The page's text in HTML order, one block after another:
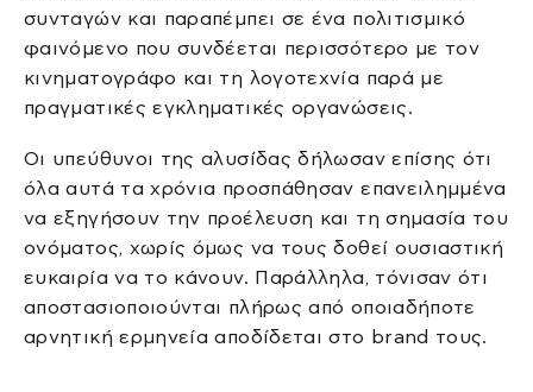
συνταγών και παραπέμπει σε ένα πολιτισμικό
φαινόμενο που συνδέεται περισσότερο με τον
κινηματογράφο και τη λογοτεχνία παρά με
πραγματικές εγκληματικές οργανώσεις.
Οι υπεύθυνοι της αλυσίδας δήλωσαν επίσης ότι
όλα αυτά τα χρόνια προσπάθησαν επανειλημμένα
να εξηγήσουν την προέλευση και τη σημασία του
ονόματος, χωρίς όμως να τους δοθεί ουσιαστική
ευκαιρία να το κάνουν. Παράλληλα, τόνισαν ότι
αποστασιοποιούνται πλήρως από οποιαδήποτε
αρνητική ερμηνεία αποδίδεται στο brand τους.